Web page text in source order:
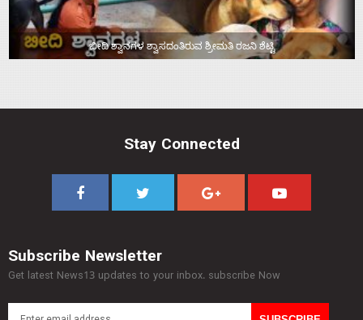
ಬೀದಿ ಶ್ವಾನಗಳ ಶ್ವಾಸದಂತಿರುವ ಶ್ರೀಮತಿ ರಜನಿ ಶೆಟ್ಟಿ
Stay Connected
Subscribe Newsletter
Get latest News13 updates to your inbox. subscribe Now